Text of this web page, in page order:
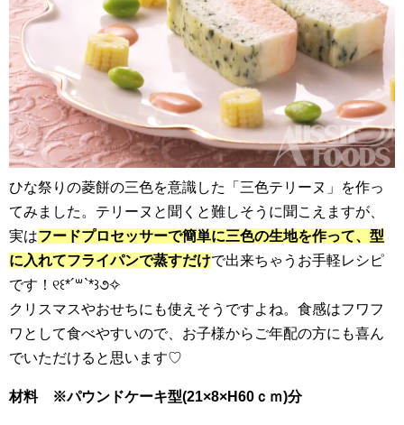
ひな祭りの菱餅の三色を意識した「三色テリーヌ」を作っ
てみました。テリーヌと聞くと難しそうに聞こえますが、
実はフードプロセッサーで簡単に三色の生地を作って、型
に入れてフライパンで蒸すだけで出来ちゃうお手軽レシピ
です！୧꒰*´꒳`*꒱૭✧
クリスマスやおせちにも使えそうですよね。食感はフワフ
ワとして食べやすいので、お子様からご年配の方にも喜ん
でいただけると思います♡
材料 ※パウンドケーキ型(21×8×H60ｃｍ)分